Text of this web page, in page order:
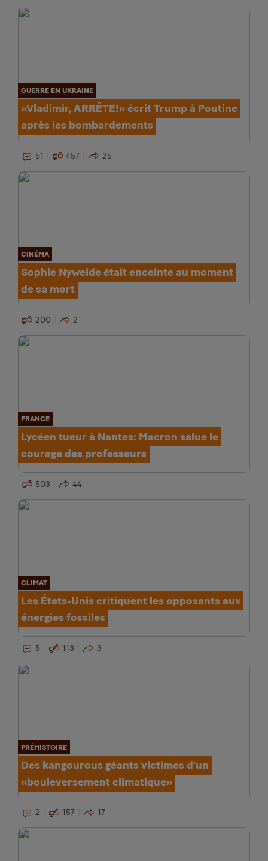
GUERRE EN UKRAINE
«Vladimir, ARRÊTE!» écrit Trump à Poutine
après les bombardements
51 457 25
CINÉMA
Sophie Nyweide était enceinte au moment
de sa mort
200 2
FRANCE
Lycéen tueur à Nantes: Macron salue le
courage des professeurs
503 44
CLIMAT
Les États-Unis critiquent les opposants aux
énergies fossiles
5 113 3
PRÉHISTOIRE
Des kangourous géants victimes d’un
«bouleversement climatique»
2 157 17